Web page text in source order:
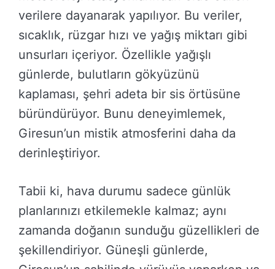
verilere dayanarak yapılıyor. Bu veriler,
sıcaklık, rüzgar hızı ve yağış miktarı gibi
unsurları içeriyor. Özellikle yağışlı
günlerde, bulutların gökyüzünü
kaplaması, şehri adeta bir sis örtüsüne
büründürüyor. Bunu deneyimlemek,
Giresun’un mistik atmosferini daha da
derinleştiriyor.
Tabii ki, hava durumu sadece günlük
planlarınızı etkilemekle kalmaz; aynı
zamanda doğanın sunduğu güzellikleri de
şekillendiriyor. Güneşli günlerde,